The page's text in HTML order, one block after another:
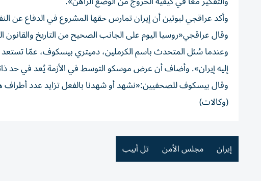
وأكد عراقجي لبوتين أن إيران تمارس حقها المشروع في الدفاع عن
وقال عراقجي«روسيا اليوم على الجانب الصحيح من التاريخ والقانون
وعندما سُئل المتحدث باسم الكرملين، دميتري بيسكوف، عمّا تستعد
إليه إيران». وأضاف أن عرض موسكو التوسط في الأزمة يُعد في حد
وقال بيسكوف للصحفيين:«نشهد أو شهدنا بالفعل تزايد عدد أطراف
(وكالات)
إيران مجلس الأمن تل أبيب